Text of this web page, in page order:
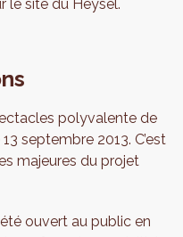
le site du Heysel.
polyvalente de
septembre 2013. C’est
majeures du projet
ouvert au public en